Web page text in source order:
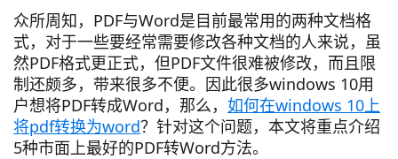
众所周知，PDF与Word是目前最常用的两种文档格
式，对于一些要经常需要修改各种文档的人来说，虽
然PDF格式更正式，但PDF文件很难被修改，而且限
制还颇多，带来很多不便。因此很多windows 10用
户想将PDF转成Word，那么， 如何在windows 10上
将pdf转换为word？针对这个问题，本文将重点介绍
5种市面上最好的PDF转Word方法。